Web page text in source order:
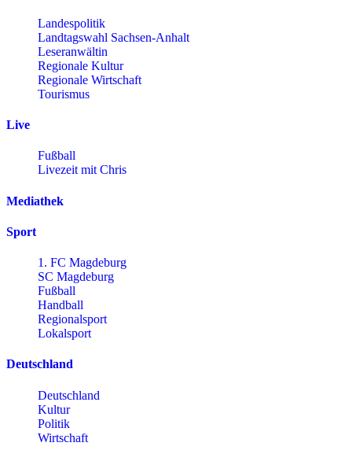
Landespolitik
Landtagswahl Sachsen-Anhalt
Leseranwältin
Regionale Kultur
Regionale Wirtschaft
Tourismus
Live
Fußball
Livezeit mit Chris
Mediathek
Sport
1. FC Magdeburg
SC Magdeburg
Fußball
Handball
Regionalsport
Lokalsport
Deutschland
Deutschland
Kultur
Politik
Wirtschaft